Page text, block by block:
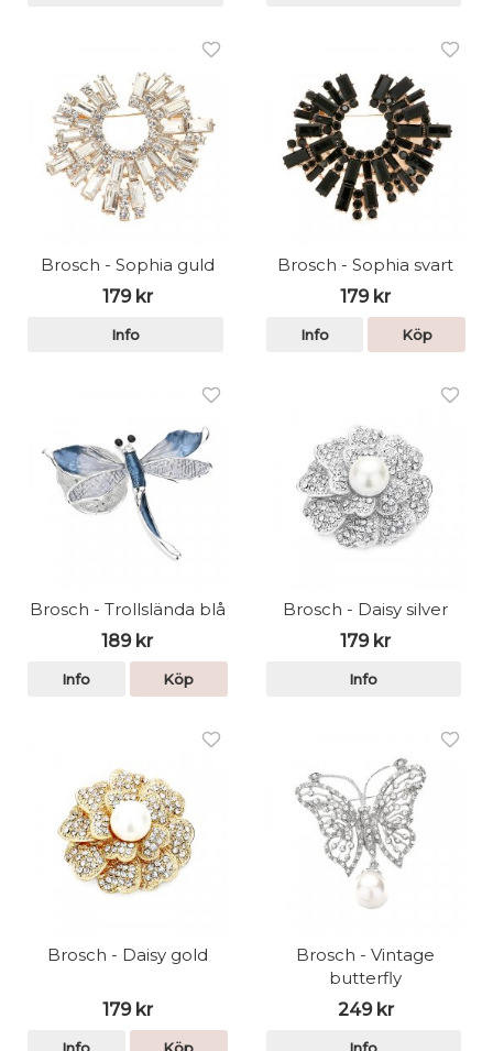
Brosch - Sophia guld
179 kr
Info
Brosch - Sophia svart
179 kr
Info Köp
Brosch - Trollslända blå
189 kr
Info Köp
Brosch - Daisy silver
179 kr
Info
Brosch - Daisy gold
179 kr
Info Köp
Brosch - Vintage
butterfly
249 kr
Info